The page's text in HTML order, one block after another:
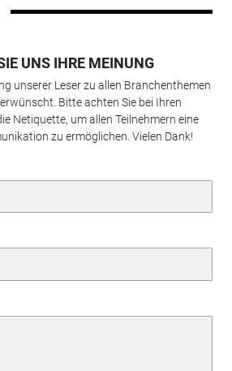
UNS IHRE MEINUNG
unserer Leser zu allen Branchenthemen
Bitte achten Sie bei Ihren
Netiquette, um allen Teilnehmern eine
zu ermöglichen. Vielen Dank!